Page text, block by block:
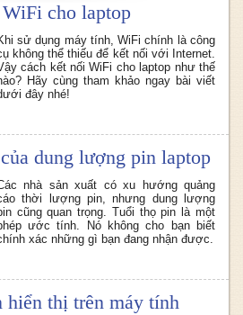
cho laptop
sử dụng máy tính, WiFi chính là công
không thể thiếu để kết nối với Internet.
cách kết nối WiFi cho laptop như thế
Hãy cùng tham khảo ngay bài viết
đây nhé!
dung lượng pin laptop
nhà sản xuất có xu hướng quảng
thời lượng pin, nhưng dung lượng
cũng quan trọng. Tuổi thọ pin là một
ước tính. Nó không cho bạn biết
xác những gì bạn đang nhận được.
hiển thị trên máy tính